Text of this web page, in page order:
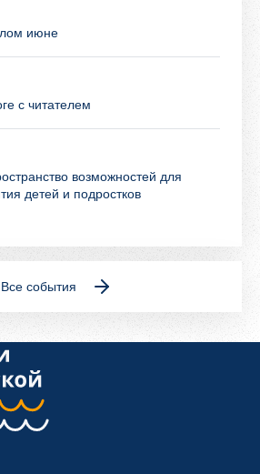
июне
с читателем
возможностей для
детей и подростков
Все события
портале.
Войти